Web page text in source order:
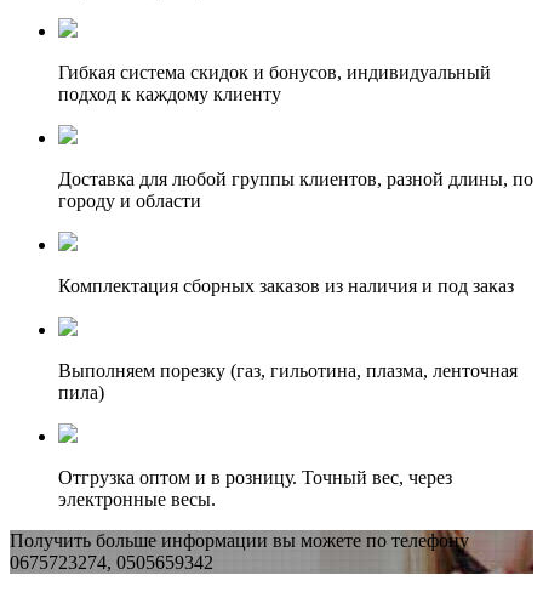
Гибкая система скидок и бонусов, индивидуальный
подход к каждому клиенту
Доставка для любой группы клиентов, разной длины, по
городу и области
Комплектация сборных заказов из наличия и под заказ
Выполняем порезку (газ, гильотина, плазма, ленточная
пила)
Отгрузка оптом и в розницу. Точный вес, через
электронные весы.
Получить больше информации вы можете по телефону
0675723274, 0505659342